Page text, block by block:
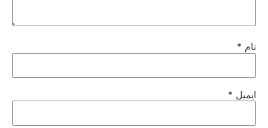
نام *
ایمیل *